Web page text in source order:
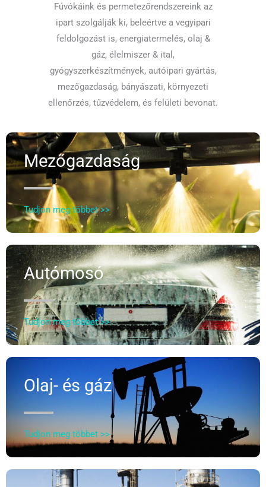
Fúvókáink és permetezőrendszereink az
ipart szolgálják ki, beleértve a vegyipari
feldolgozást is, energiatermelés, olaj &
gáz, élelmiszer & ital,
gyógyszerkészítmények, autóipari gyártás,
mezőgazdaság, bányászati, környezeti
ellenőrzés, tűzvédelem, és felületi bevonat.
Mezőgazdaság
Tudjon meg többet >>
Autómosó
Tudjon meg többet >>
Olaj- és gáz
Tudjon meg többet >>